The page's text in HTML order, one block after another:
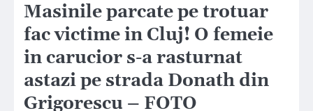
Masinile parcate pe trotuar
fac victime in Cluj! O femeie
in carucior s-a rasturnat
astazi pe strada Donath din
Grigorescu – FOTO